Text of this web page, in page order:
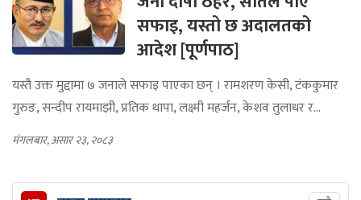
सफाइ, यस्तो छ अदालतको
आदेश [पूर्णपाठ]
यस्तै उक्त मुद्दामा ७ जनाले सफाइ पाएका छन् । रामशरण केसी, टंककुमार
गुरुङ, सन्दीप रायमाझी, प्रतिक थापा, लक्ष्मी महर्जन, केशव तुलाधर र...
मंगलबार, असार २३, २०८३